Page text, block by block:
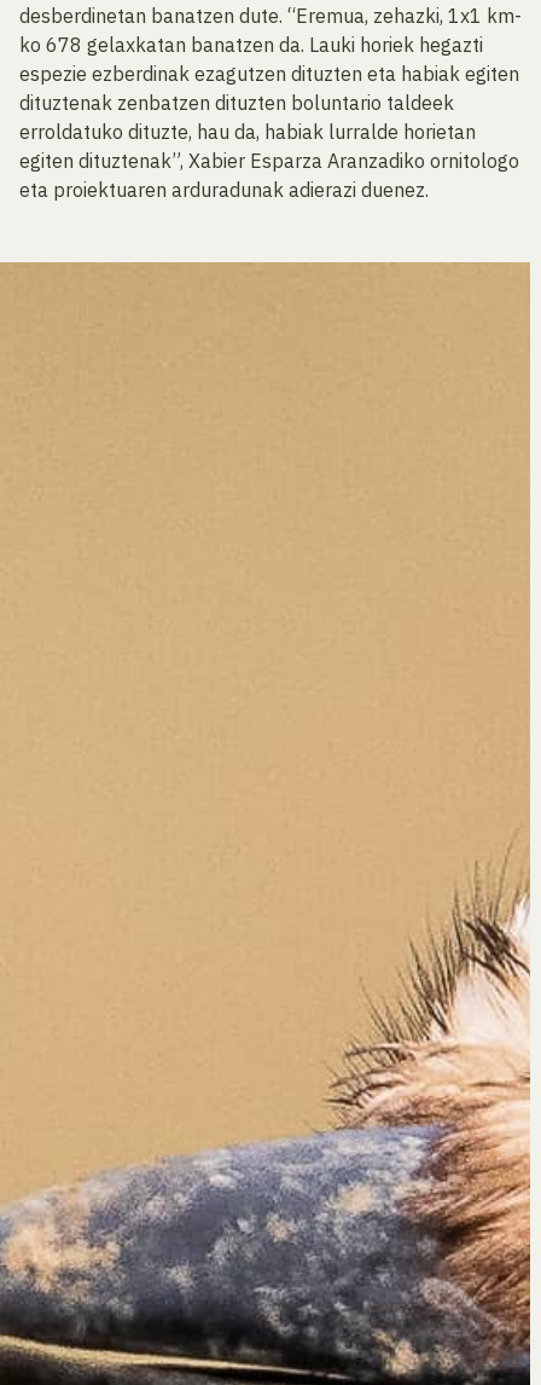
desberdinetan banatzen dute. “Eremua, zehazki, 1x1 km-
ko 678 gelaxkatan banatzen da. Lauki horiek hegazti
espezie ezberdinak ezagutzen dituzten eta habiak egiten
dituztenak zenbatzen dituzten boluntario taldeek
erroldatuko dituzte, hau da, habiak lurralde horietan
egiten dituztenak”, Xabier Esparza Aranzadiko ornitologo
eta proiektuaren arduradunak adierazi duenez.